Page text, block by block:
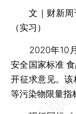
文｜财新
（实习）
2020年10月
安全国家标准
开征求意见。
等污染物限量指